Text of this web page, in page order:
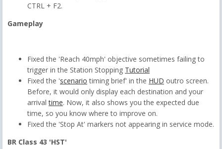
CTRL + F2.
Gameplay
Fixed the 'Reach 40mph' objective sometimes failing to
trigger in the Station Stopping Tutorial
Fixed the 'scenario timing brief' in the HUD outro screen.
Before, it would only display each destination and your
arrivaltime. Now, it also shows you the expected due
time, so you know where to improve on.
Fixed the 'Stop At' markers not appearing in service mode.
BR Class 43 'HST'